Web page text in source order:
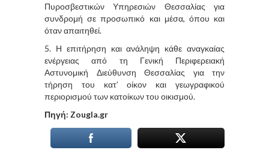
Πυροσβεστικών Υπηρεσιών Θεσσαλίας για
συνδρομή σε προσωπικό και μέσα, όπου και
όταν απαιτηθεί.
5. Η επιτήρηση και ανάληψη κάθε αναγκαίας
ενέργειας από τη Γενική Περιφερειακή
Αστυνομική Διεύθυνση Θεσσαλίας για την
τήρηση του κατ’ οίκον και γεωγραφικού
περιορισμού των κατοίκων του οικισμού.
Πηγή: Zougla.gr